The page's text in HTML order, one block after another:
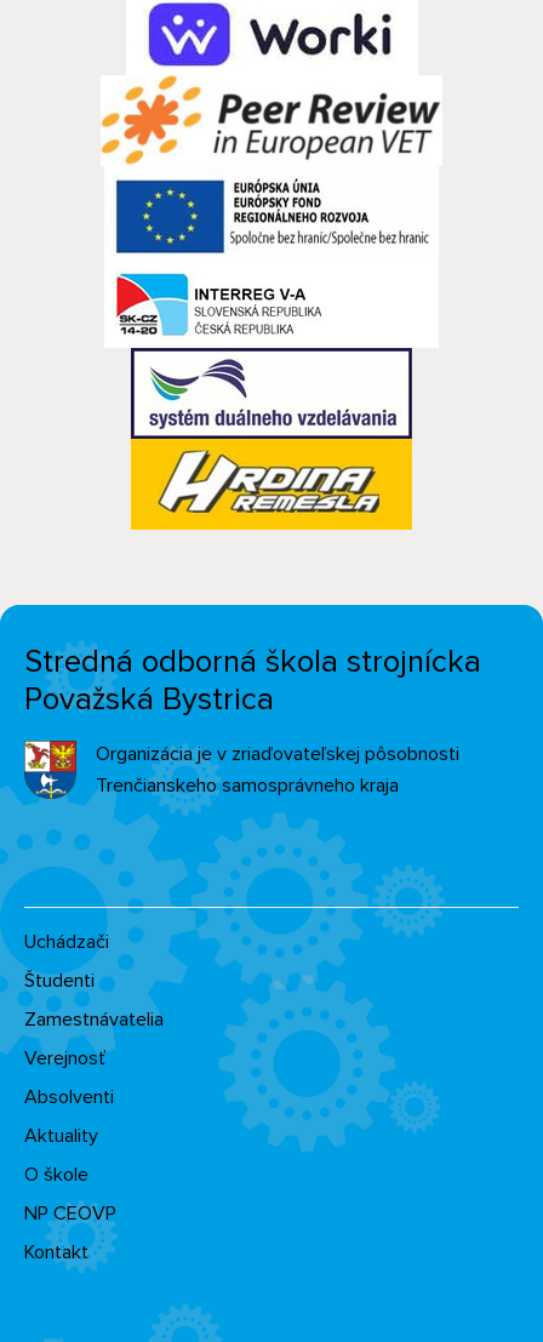
Stredná odborná škola strojnícka
Považská Bystrica
Organizácia je v zriaďovateľskej pôsobnosti
Trenčianskeho samosprávneho kraja
Uchádzači
Študenti
Zamestnávatelia
Verejnosť
Absolventi
Aktuality
O škole
NP CEOVP
Kontakt